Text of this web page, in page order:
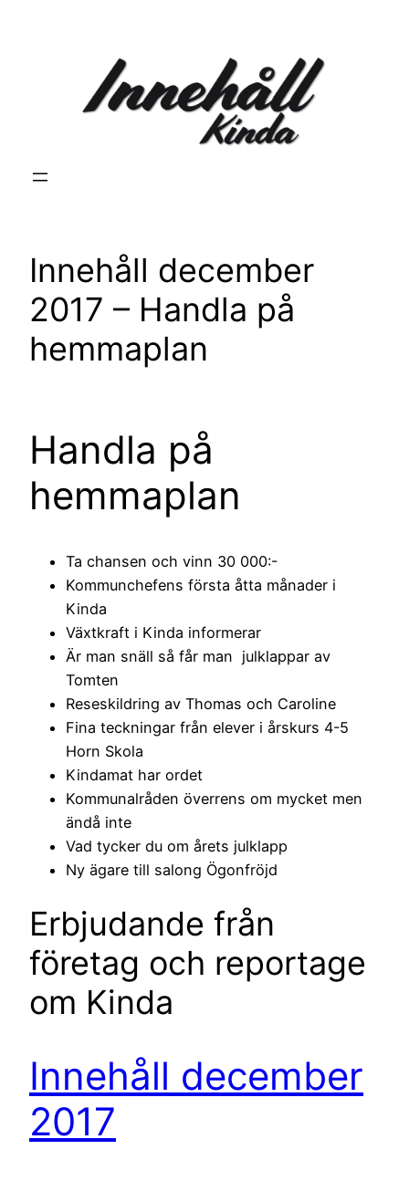
Innehåll december
2017 – Handla på
hemmaplan
Handla på
hemmaplan
Ta chansen och vinn 30 000:-
Kommunchefens första åtta månader i
Kinda
Växtkraft i Kinda informerar
Är man snäll så får man julklappar av
Tomten
Reseskildring av Thomas och Caroline
Fina teckningar från elever i årskurs 4-5
Horn Skola
Kindamat har ordet
Kommunalråden överrens om mycket men
ändå inte
Vad tycker du om årets julklapp
Ny ägare till salong Ögonfröjd
Erbjudande från
företag och reportage
om Kinda
Innehåll december
2017